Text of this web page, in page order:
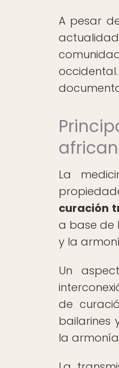
A pesar
La
curación
a base de
y la
Un
de
bailarines
la